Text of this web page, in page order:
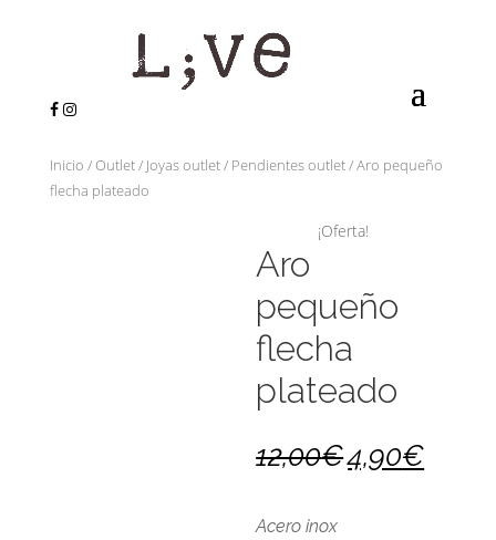
Inicio /Outlet/ Joyas outlet/ Pendientes outlet/ Aro pequeño
flecha plateado
¡Oferta!
Aro
pequeño
flecha
plateado
12,00€4,90€
Acero inox